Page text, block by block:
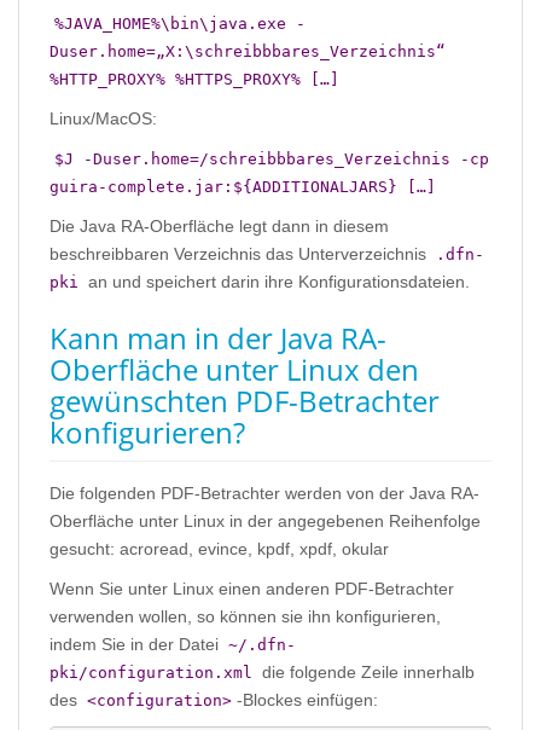
%JAVA_HOME%\bin\java.exe -
Duser.home=„X:\schreibbbares_Verzeichnis“
%HTTP_PROXY% %HTTPS_PROXY% […]
Linux/MacOS:
$J -Duser.home=/schreibbbares_Verzeichnis -cp
guira-complete.jar:${ADDITIONALJARS} […]
Die Java RA-Oberfläche legt dann in diesem
beschreibbaren Verzeichnis das Unterverzeichnis
.dfn-
pki an und speichert darin ihre Konfigurationsdateien.
Kann man in der Java RA-
Oberfläche unter Linux den
gewünschten PDF-Betrachter
konfigurieren?
Die folgenden PDF-Betrachter werden von der Java RA-
Oberfläche unter Linux in der angegebenen Reihenfolge
gesucht: acroread, evince, kpdf, xpdf, okular
Wenn Sie unter Linux einen anderen PDF-Betrachter
verwenden wollen, so können sie ihn konfigurieren,
indem Sie in der Datei ~/.dfn-
pki/configuration.xml die folgende Zeile innerhalb
des <configuration> -Blockes einfügen: